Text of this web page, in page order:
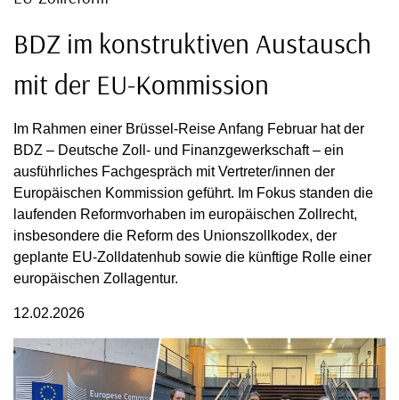
BDZ im konstruktiven Austausch
mit der EU-Kommission
Im Rahmen einer Brüssel-Reise Anfang Februar hat der
BDZ – Deutsche Zoll- und Finanzgewerkschaft – ein
ausführliches Fachgespräch mit Vertreter/innen der
Europäischen Kommission geführt. Im Fokus standen die
laufenden Reformvorhaben im europäischen Zollrecht,
insbesondere die Reform des Unionszollkodex, der
geplante EU-Zolldatenhub sowie die künftige Rolle einer
europäischen Zollagentur.
12.02.2026